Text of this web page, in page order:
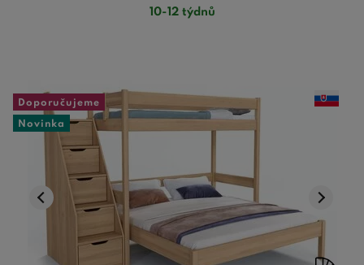
10-12 týdnů
Doporučujeme
Novinka